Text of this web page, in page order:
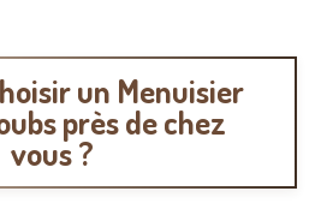
un Menuisier
près de chez
vous ?